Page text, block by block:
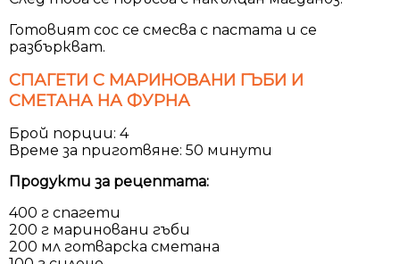
Готовият сос се смесва с пастата и се
разбъркват.
СПАГЕТИ С МАРИНОВАНИ ГЪБИ И
СМЕТАНА НА ФУРНА
Брой порции: 4
Време за приготвяне: 50 минути
Продукти за рецептата:
400 г спагети
200 г мариновани гъби
200 мл готварска сметана